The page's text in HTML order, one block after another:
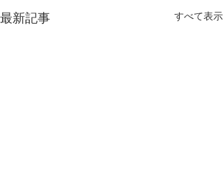
最新記事 すべて表示